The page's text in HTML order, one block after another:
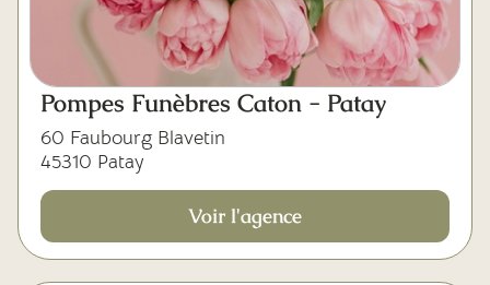
Pompes Funèbres Caton - Patay
60 Faubourg Blavetin
45310 Patay
Voir l'agence